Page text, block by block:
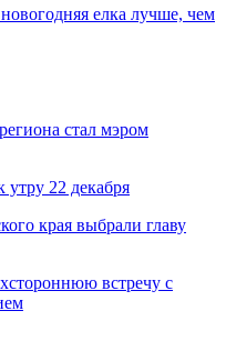
елка лучше, чем
стал мэром
22 декабря
края выбрали главу
встречу с